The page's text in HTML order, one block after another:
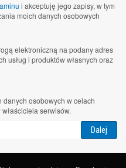
i akceptuję jego zapisy, w tym
moich danych osobowych
elektroniczną na podany adres
usług i produktów własnych oraz
osobowych w celach
serwisów.